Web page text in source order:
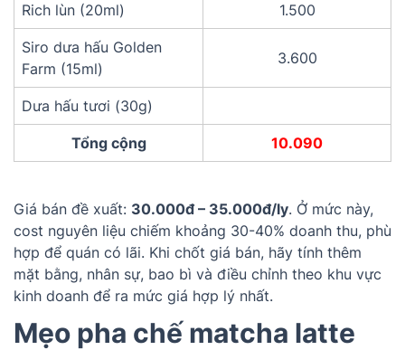
Rich lùn (20ml) 1.500
Siro dưa hấu Golden
Farm (15ml)
3.600
Dưa hấu tươi (30g)
Tổng cộng 10.090
Giá bán đề xuất: 30.000đ – 35.000đ/ly. Ở mức này,
cost nguyên liệu chiếm khoảng 30-40% doanh thu, phù
hợp để quán có lãi. Khi chốt giá bán, hãy tính thêm
mặt bằng, nhân sự, bao bì và điều chỉnh theo khu vực
kinh doanh để ra mức giá hợp lý nhất.
Mẹo pha chế matcha latte